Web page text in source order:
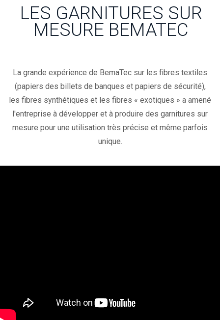
LES GARNITURES SUR
MESURE BEMATEC
La grande expérience de BemaTec sur les fibres textiles
(papiers des billets de banques et papiers de sécurité),
les fibres synthétiques et les fibres « exotiques » a amené
l'entreprise à développer et à produire des garnitures sur
mesure pour une utilisation très précise et même parfois
unique.